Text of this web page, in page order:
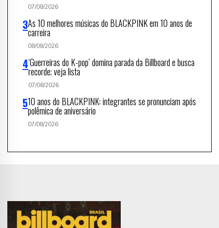
07/08/2026
As 10 melhores músicas do BLACKPINK em 10 anos de
carreira
08/08/2026
‘Guerreiras do K-pop’ domina parada da Billboard e busca
recorde; veja lista
07/08/2026
10 anos do BLACKPINK: integrantes se pronunciam após
polêmica de aniversário
07/08/2026